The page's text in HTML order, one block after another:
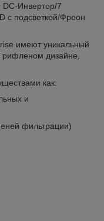
Инвертор/7
с подсветкой/Фреон
имеют уникальный
дизайне,
как:
и
фильтрации)